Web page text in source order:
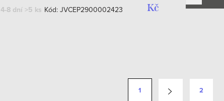
4-8 dní >5 ks Kód: JVCEP2900002423
Kč
1 2